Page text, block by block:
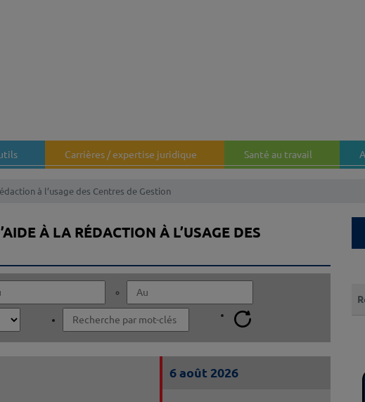
Carrières / expertise juridique Santé au travail
à l’usage des Centres de Gestion
À LA RÉDACTION À L’USAGE DES
6 août 2026